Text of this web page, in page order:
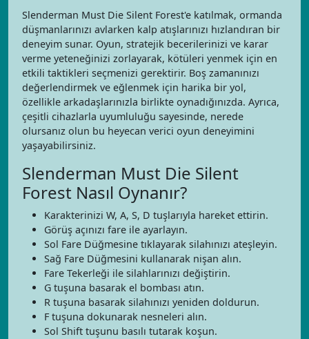
Slenderman Must Die Silent Forest'e katılmak, ormanda
düşmanlarınızı avlarken kalp atışlarınızı hızlandıran bir
deneyim sunar. Oyun, stratejik becerilerinizi ve karar
verme yeteneğinizi zorlayarak, kötüleri yenmek için en
etkili taktikleri seçmenizi gerektirir. Boş zamanınızı
değerlendirmek ve eğlenmek için harika bir yol,
özellikle arkadaşlarınızla birlikte oynadığınızda. Ayrıca,
çeşitli cihazlarla uyumluluğu sayesinde, nerede
olursanız olun bu heyecan verici oyun deneyimini
yaşayabilirsiniz.
Slenderman Must Die Silent
Forest Nasıl Oynanır?
Karakterinizi W, A, S, D tuşlarıyla hareket ettirin.
Görüş açınızı fare ile ayarlayın.
Sol Fare Düğmesine tıklayarak silahınızı ateşleyin.
Sağ Fare Düğmesini kullanarak nişan alın.
Fare Tekerleği ile silahlarınızı değiştirin.
G tuşuna basarak el bombası atın.
R tuşuna basarak silahınızı yeniden doldurun.
F tuşuna dokunarak nesneleri alın.
Sol Shift tuşunu basılı tutarak koşun.